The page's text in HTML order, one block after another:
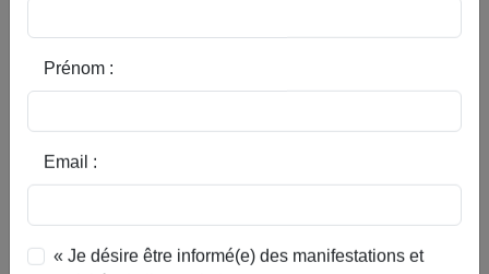
Prénom :
Email :
« Je désire être informé(e) des manifestations et